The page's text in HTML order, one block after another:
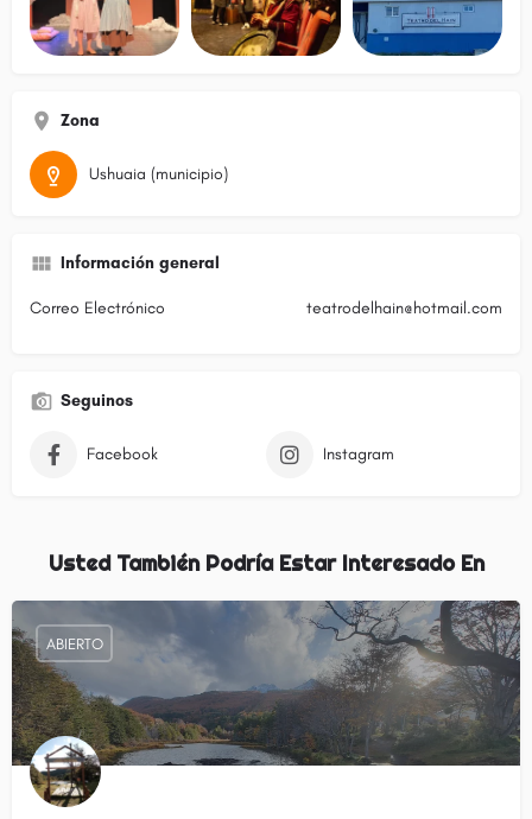
Zona
Ushuaia (municipio)
Información general
Correo Electrónico teatrodelhain@hotmail.com
Seguinos
Facebook Instagram
Usted También Podría Estar Interesado En
ABIERTO